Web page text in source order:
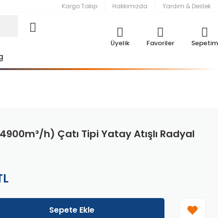
Kargo Takip Hakkımızda Yardım & Destek
Üyelik Favoriler Sepetim
h) Çatı Tipi Yatay Atışlı Radyal
Sepete Ekle